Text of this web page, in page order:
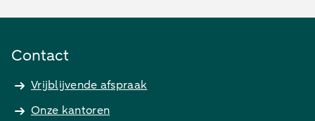
Contact
Vrijblijvende afspraak
Onze kantoren